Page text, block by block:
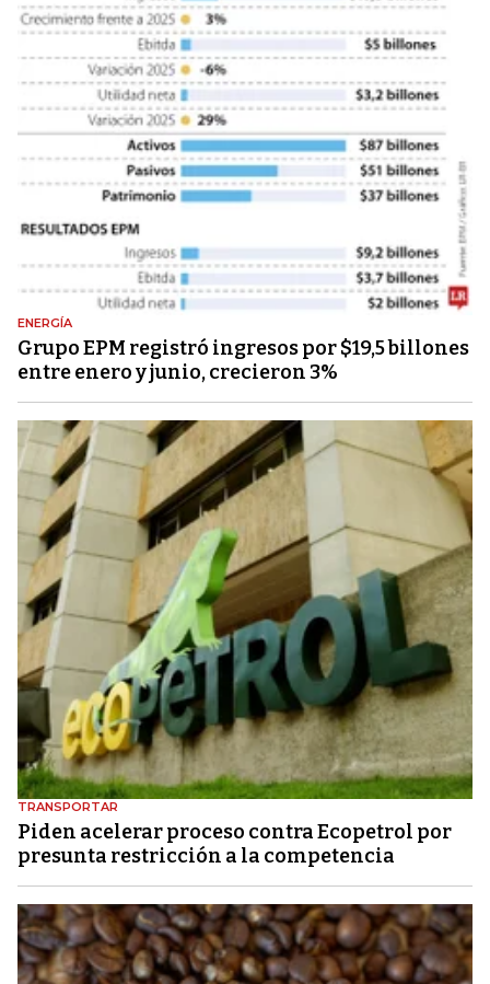
ENERGÍA
Grupo EPM registró ingresos por $19,5 billones
entre enero y junio, crecieron 3%
TRANSPORTAR
Piden acelerar proceso contra Ecopetrol por
presunta restricción a la competencia